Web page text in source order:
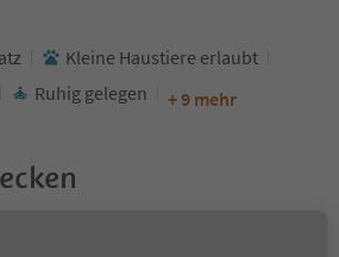
Kleine Haustiere erlaubt
Ruhig gelegen + 9 mehr